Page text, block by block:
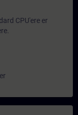
CPU'ere er